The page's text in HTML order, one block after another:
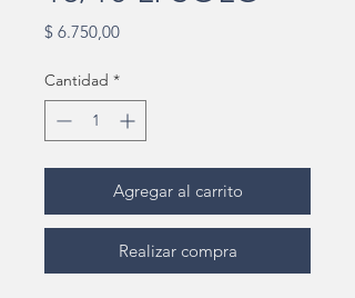
$ 6.750,00Precio
Cantidad *
Agregar al carrito
Realizar compra